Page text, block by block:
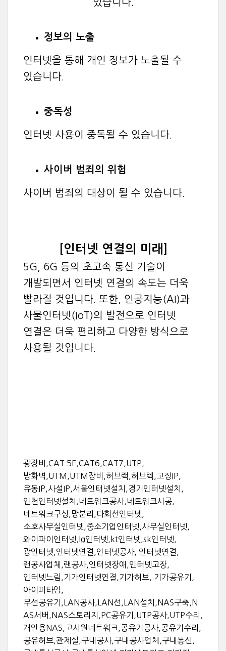
있습니다.
정보의 노출
인터넷을 통해 개인 정보가 노출될 수
있습니다.
중독성
인터넷 사용이 중독될 수 있습니다.
사이버 범죄의 위험
사이버 범죄의 대상이 될 수 있습니다.
[인터넷 연결의 미래]
5G, 6G 등의 초고속 통신 기술이
개발되면서 인터넷 연결의 속도는 더욱
빨라질 것입니다. 또한, 인공지능(AI)과
사물인터넷(IoT)의 발전으로 인터넷
연결은 더욱 편리하고 다양한 방식으로
사용될 것입니다.
광장비,CAT 5E,CAT6,CAT7,UTP,
방화벽,UTM,UTM장비,허브랙,허브렉,고정IP,
유동IP,사설IP,서울인터넷설치,경기인터넷설치,
인천인터넷설치,네트워크공사,네트워크시공,
네트워크구성,망분리,다회선인터넷,
소호사무실인터넷,중소기업인터넷,사무실인터넷,
와이파이인터넷,lg인터넷,kt인터넷,sk인터넷,
광인터넷,인터넷연결,인터넷공사, 인터넷연결,
랜공사업체,랜공사,인터넷장애,인터넷고장,
인터넷느림,기가인터넷연결,기가허브, 기가공유기,
아이피타임,
무선공유기,LAN공사,LAN선,LAN설치,NAS구축,N
AS서버,NAS스토리지,PC공유기,UTP공사,UTP수리,
개인용NAS,고시원네트워크,공유기공사,공유기수리,
공유허브,관제실,구내공사,구내공사업체,구내통신,